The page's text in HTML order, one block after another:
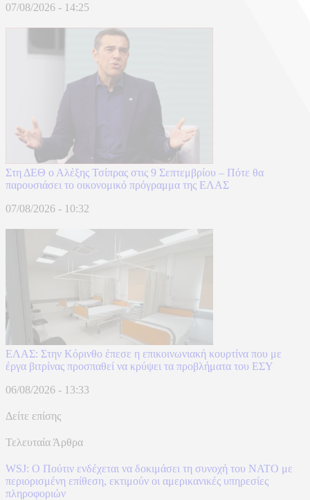
07/08/2026 - 14:25
Στη ΔΕΘ ο Αλέξης Τσίπρας στις 9 Σεπτεμβρίου – Πότε θα
παρουσιάσει το οικονομικό πρόγραμμα της ΕΛΑΣ
07/08/2026 - 10:32
ΕΛΑΣ: Στην Κόρινθο έπεσε η επικοινωνιακή κουρτίνα που με
έργα βιτρίνας προσπαθεί να κρύψει τα προβλήματα του ΕΣΥ
06/08/2026 - 13:33
Δείτε επίσης
Τελευταία Άρθρα
WSJ: Ο Πούτιν ενδέχεται να δοκιμάσει τη συνοχή του ΝΑΤΟ με
περιορισμένη επίθεση, εκτιμούν οι αμερικανικές υπηρεσίες
πληροφοριών